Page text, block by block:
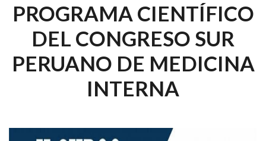
PROGRAMA CIENTÍFICO
DEL CONGRESO SUR
PERUANO DE MEDICINA
INTERNA